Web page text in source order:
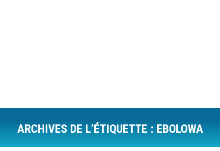
ARCHIVES DE L’ÉTIQUETTE : EBOLOWA